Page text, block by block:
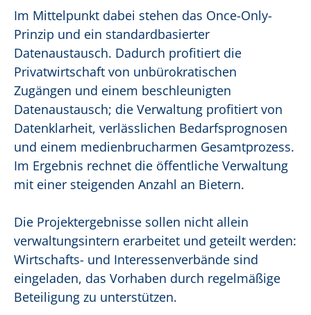
Im Mittelpunkt dabei stehen das Once-Only-
Prinzip und ein standardbasierter
Datenaustausch. Dadurch profitiert die
Privatwirtschaft von unbürokratischen
Zugängen und einem beschleunigten
Datenaustausch; die Verwaltung profitiert von
Datenklarheit, verlässlichen Bedarfsprognosen
und einem medienbrucharmen Gesamtprozess.
Im Ergebnis rechnet die öffentliche Verwaltung
mit einer steigenden Anzahl an Bietern.
Die Projektergebnisse sollen nicht allein
verwaltungsintern erarbeitet und geteilt werden:
Wirtschafts- und Interessenverbände sind
eingeladen, das Vorhaben durch regelmäßige
Beteiligung zu unterstützen.